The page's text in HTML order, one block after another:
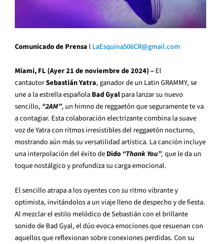
Comunicado de Prensa l LaEsquina506CR@gmail.com
Miami, FL (Ayer 21 de noviembre de 2024) –El
cantautorSebastián Yatra, ganador de un Latin GRAMMY, se
une a la estrella españolaBad Gyalpara lanzar su nuevo
sencillo, “2AM”, un himno de reggaetón que seguramente te va
a contagiar. Esta colaboración electrizante combina la suave
voz de Yatra con ritmos irresistibles del reggaetón nocturno,
mostrando aún más su versatilidad artística. La canción incluye
una interpolación del éxito deDido“Thank You”, que le da un
toque nostálgico y profundiza su carga emocional.
El sencillo atrapa a los oyentes con su ritmo vibrante y
optimista, invitándolos a un viaje lleno de despecho y de fiesta.
Al mezclar el estilo melódico de Sebastián con el brillante
sonido de Bad Gyal, el dúo evoca emociones que resuenan con
aquellos que reflexionan sobre conexiones perdidas. Con su